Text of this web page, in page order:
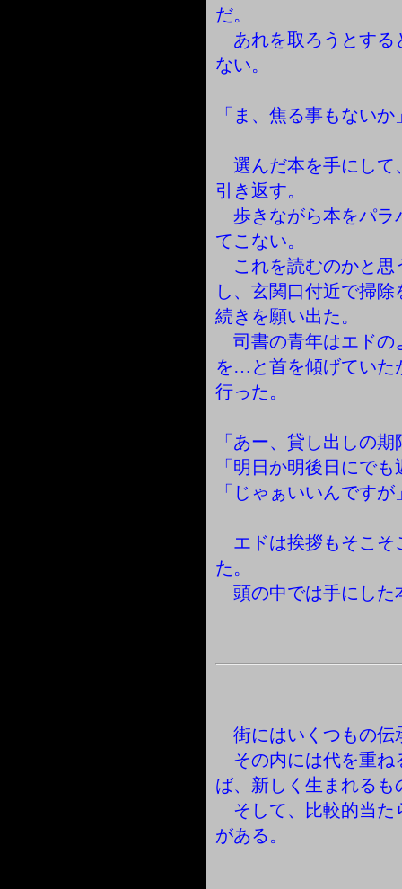
だ。
あれを取ろうとする
ない。
「ま、焦る事もないか
選んだ本を手にして
引き返す。
歩きながら本をパラ
てこない。
これを読むのかと思
し、玄関口付近で掃
続きを願い出た。
司書の青年はエドの
を…と首を傾げていた
行った。
「あー、貸し出しの
「明日か明後日にで
「じゃぁいいんですが
エドは挨拶もそこそ
た。
頭の中では手にした
街にはいくつもの伝
その内には代を重ね
ば、新しく生まれるも
そして、比較的当た
がある。